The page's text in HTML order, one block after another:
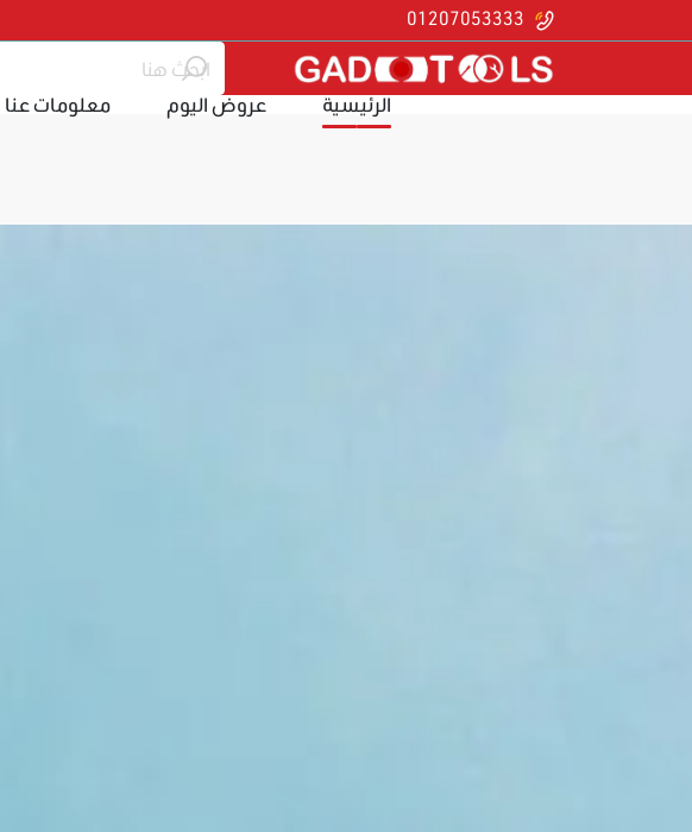
الرئيسية
عروض اليوم معلومات عنا